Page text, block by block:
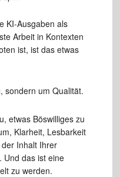
KI-Ausgaben als
Arbeit in Kontexten
ist, ist das etwas
sondern um Qualität.
etwas Böswilliges zu
Klarheit, Lesbarkeit
Inhalt Ihrer
Und das ist eine
zu werden.